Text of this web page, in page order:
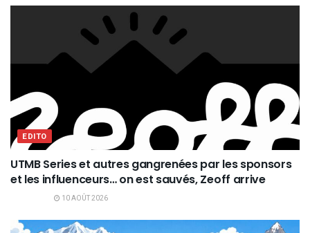
EDITO
UTMB Series et autres gangrenées par les sponsors
et les influenceurs… on est sauvés, Zeoff arrive
10 AOÛT 2026